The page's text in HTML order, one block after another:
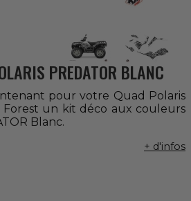
PREDATOR BLANC
pour votre Quad Polaris
un kit déco aux couleurs
Blanc.
+ d'infos